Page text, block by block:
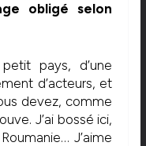
obligé selon
pays, d’une
d’acteurs, et
devez, comme
J’ai bossé ici,
J’aime